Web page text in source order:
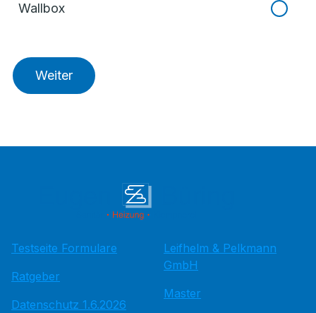
Wallbox
Weiter
Testseite Formulare
Ratgeber
Datenschutz 1.6.2026
Leifhelm & Pelkmann
GmbH
Master